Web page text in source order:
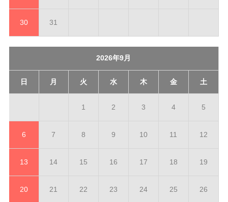
30 31
2026年9月
日 月 火 水 木 金 土
1 2 3 4 5
6 7 8 9 10 11 12
13 14 15 16 17 18 19
20 21 22 23 24 25 26